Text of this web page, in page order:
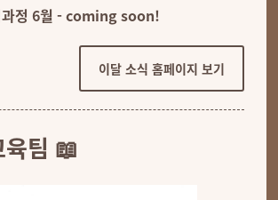
정 6월 -coming soon!
이달 소식 홈페이지 보기
팀 📖